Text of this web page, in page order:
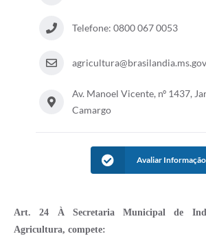
Telefone: 0800 067 0053
Av. Manoel Vicente, nº 1437,
Camargo
Avaliar Informação
Art. 24 À Secretaria Municipal de
Agricultura, compete: